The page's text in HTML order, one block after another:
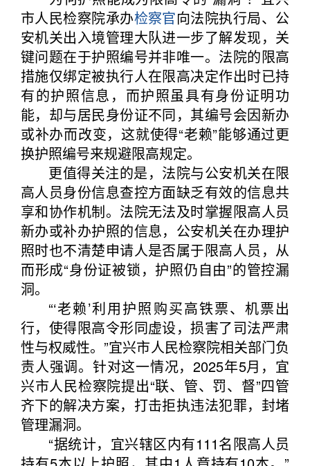
市人民检察院承办检察官向法院执行局、公
安机关出入境管理大队进一步了解发现，关
键问题在于护照编号并非唯一。法院的限高
措施仅绑定被执行人在限高决定作出时已持
有的护照信息，而护照虽具有身份证明功
能，却与居民身份证不同，其编号会因新办
或补办而改变，这就使得“老赖”能够通过更
换护照编号来规避限高规定。
更值得关注的是，法院与公安机关在限
高人员身份信息查控方面缺乏有效的信息共
享和协作机制。法院无法及时掌握限高人员
新办或补办护照的信息，公安机关在办理护
照时也不清楚申请人是否属于限高人员，从
而形成“身份证被锁，护照仍自由”的管控漏
洞。
“‘老赖’利用护照购买高铁票、机票出
行，使得限高令形同虚设，损害了司法严肃
性与权威性。”宜兴市人民检察院相关部门负
责人强调。针对这一情况，2025年5月，宜
兴市人民检察院提出“联、管、罚、督”四管
齐下的解决方案，打击拒执违法犯罪，封堵
管理漏洞。
“据统计，宜兴辖区内有111名限高人员